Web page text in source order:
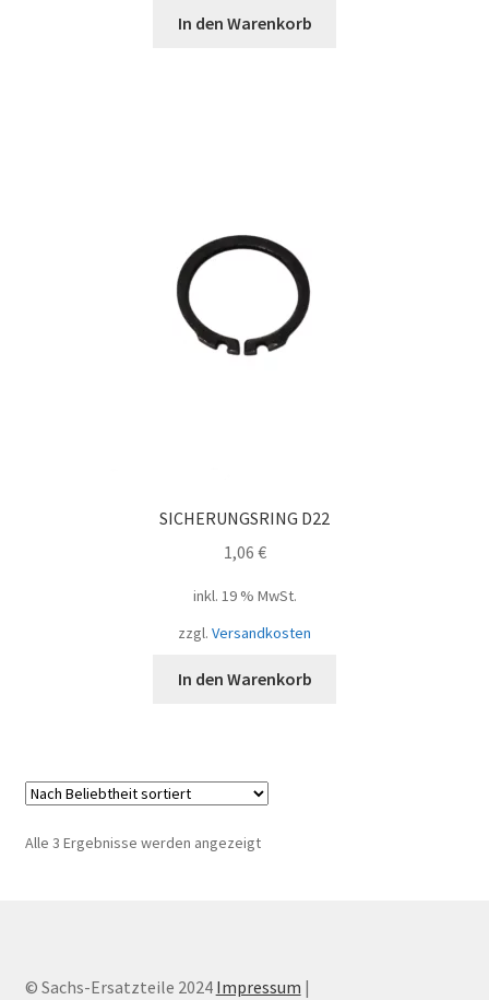
In den Warenkorb
SICHERUNGSRING D22
1,06 €
inkl. 19 % MwSt.
zzgl. Versandkosten
In den Warenkorb
Alle 3 Ergebnisse werden angezeigtNach
© Sachs-Ersatzteile 2024 Impressum |